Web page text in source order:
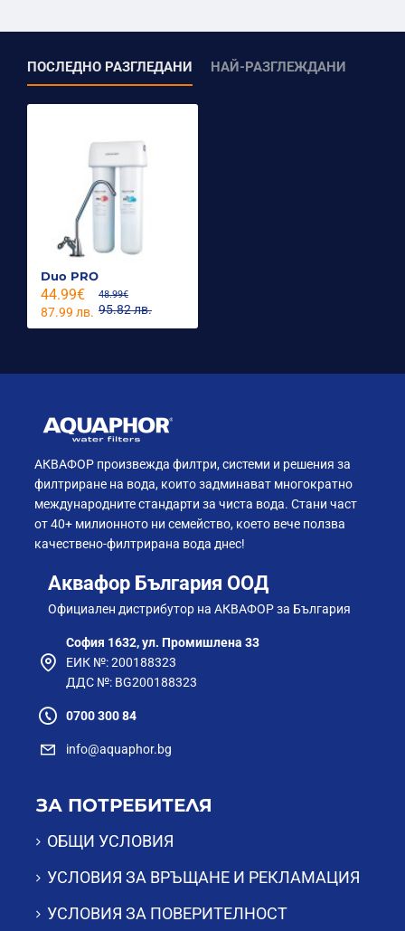
ПОСЛЕДНО РАЗГЛЕДАНИ НАЙ-РАЗГЛЕЖДАНИ
Duo PRO
44.99€
87.99 лв.
48.99€
95.82 лв.
АКВАФОР произвежда филтри, системи и решения за
филтриране на вода, които задминават многократно
международните стандарти за чиста вода. Стани част
от 40+ милионното ни семейство, което вече ползва
качествено-филтрирана вода днес!
Аквафор България ООД
Официален дистрибутор на АКВАФОР за България
София 1632, ул. Промишлена 33
ЕИК №: 200188323
ДДС №: BG200188323
0700 300 84
info@aquaphor.bg
ЗА ПОТРЕБИТЕЛЯ
ОБЩИ УСЛОВИЯ
УСЛОВИЯ ЗА ВРЪЩАНЕ И РЕКЛАМАЦИЯ
УСЛОВИЯ ЗА ПОВЕРИТЕЛНОСТ